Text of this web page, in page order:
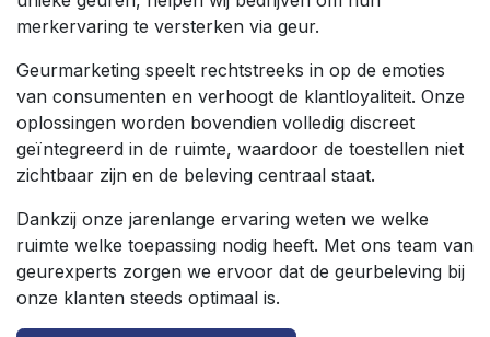
merkervaring te versterken via geur.
Geurmarketing speelt rechtstreeks in op de emoties
van consumenten en verhoogt de klantloyaliteit. Onze
oplossingen worden bovendien volledig discreet
geïntegreerd in de ruimte, waardoor de toestellen niet
zichtbaar zijn en de beleving centraal staat.
Dankzij onze jarenlange ervaring weten we welke
ruimte welke toepassing nodig heeft. Met ons team van
geurexperts zorgen we ervoor dat de geurbeleving bij
onze klanten steeds optimaal is.